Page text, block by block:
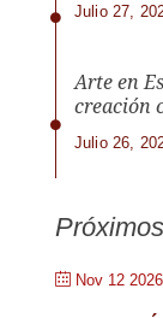
Julio 27,
Arte en
creación
Julio 26,
Nov 12 2026